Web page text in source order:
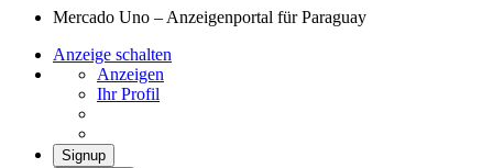
Mercado Uno – Anzeigenportal für Paraguay
Anzeige schalten
Anzeigen
Ihr Profil
Signup